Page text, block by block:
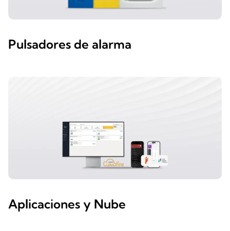
Pulsadores de alarma
Aplicaciones y Nube